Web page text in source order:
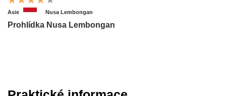
Asie Nusa Lembongan
Prohlídka Nusa Lembongan